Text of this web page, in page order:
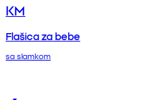
KM
Flašica za bebe
sa slamkom